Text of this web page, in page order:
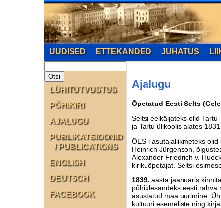
UUDISED ETTEKANDED JUHATUS
Ajalugu
Õpetatud Eesti Selts
Seltsi eelkäijateks olid
ja Tartu ülikoolis alates
ÕES-i asutajaliikmeteks
Heinrich Jürgenson,
Alexander Friedrich v.
kirikuõpetajat. Seltsi
1839. aasta jaanuaris
põhiülesandeks eesti rahva
asustatud maa uurimine.
kultuuri esemeliste ning
LÜHITUTVUSTUS
PÕHIKIRI
AJALUGU
PUBLIKATSIOONID
/ PUBLICATIONS
ENGLISH
DEUTSCH
FACEBOOK